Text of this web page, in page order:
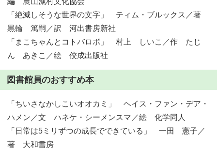
「絶滅しそうな世界の文字」 ティム・ブルックス／著
黒輪 篤嗣／訳 河出書房新社
「まこちゃんとコトバロボ」 村上 しいこ／作 たじ
ん あきこ／絵 佼成出版社
図書館員のおすすめ本
「ちいさなかしこいオオカミ」 ヘイス・ファン・デア・
ハメン／文 ハネケ・シーメンスマ／絵 化学同人
「日常は5ミリずつの成長でできている」 一田 憲子／
著 大和書房